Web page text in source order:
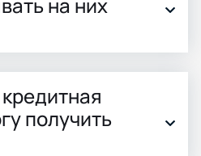
на них
получить